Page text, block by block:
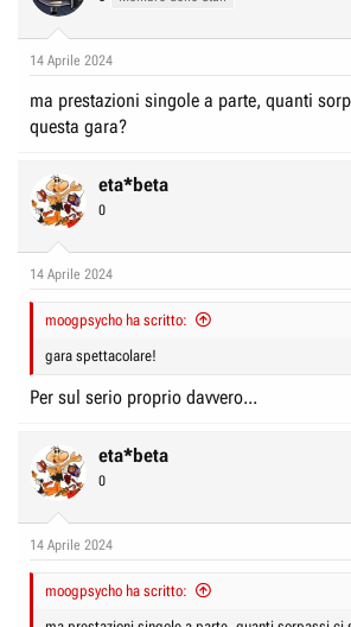
14 Aprile 2024
ma prestazioni singole a parte, quanti
questa gara?
eta*beta
0
14 Aprile 2024
moogpsycho ha scritto:
gara spettacolare!
Per sul serio proprio davvero...
eta*beta
0
14 Aprile 2024
moogpsycho ha scritto: